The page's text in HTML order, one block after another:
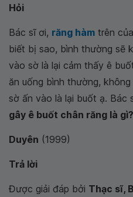
Hỏi
Bác sĩ ơi, răng hàm trên
biết bị sao, bình thường sẽ
vào sờ là lại cảm thấy ê
ăn uống bình thường,
sờ ấn vào là lại buốt ạ. Bác
gây ê buốt chân răng là gì?
Duyên (1999)
Trả lời
Được giải đáp bởi Thạc sĩ,